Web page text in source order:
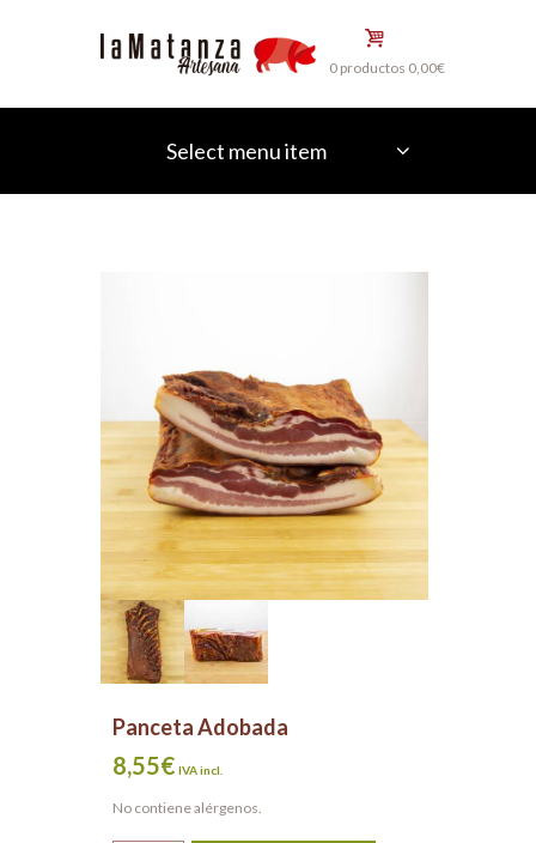
0 productos 0,00€
Select menu item
Panceta Adobada
8,55€ IVA incl.
No contiene alérgenos.